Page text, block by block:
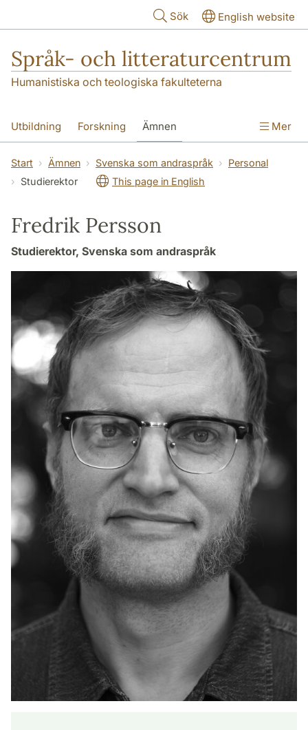
Sök English website
Språk- och litteraturcentrum
Humanistiska och teologiska fakulteterna
Utbildning Forskning Ämnen
SOL-husen Kontakt Institutionen
översättning till svenska
Mer
Start Ämnen Svenska som andraspråk
Personal
Studierektor
This page in English
Fredrik Persson
Studierektor, Svenska som andraspråk